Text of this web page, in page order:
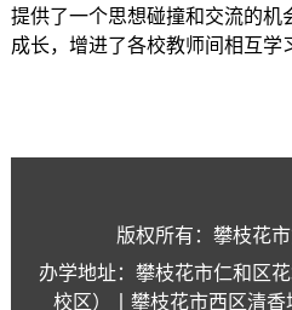
提供了一个思想碰撞和交流的机
成长，增进了各校教师间相互学
版权所有：攀枝花
办学地址：攀枝花市仁和区
校区）丨攀枝花市西区清